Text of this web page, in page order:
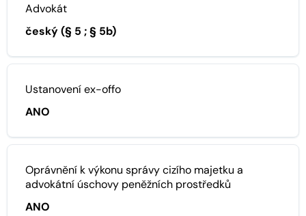
Advokát
český (§ 5 ; § 5b)
Ustanovení ex-offo
ANO
Oprávnění k výkonu správy cizího majetku a
advokátní úschovy peněžních prostředků
ANO